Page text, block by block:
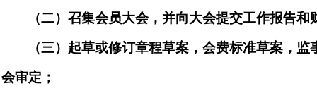
（二）召集会员大会，并向大会提交工作报告和
（三）起草或修订章程草案，会费标准草案，监
会审定；